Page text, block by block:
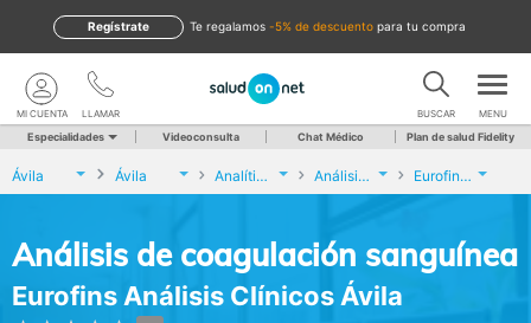
te regalamos -5% de descuento para tu compra
Regístrate
LLAMAR
MI CUENTA BUSCAR MENU
Especialidades Videoconsulta Chat Médico Plan de salud Fidelity
Ávila Ávila Analíticas y Genética Análisis de coagulación sanguínea Eurofins Análisis Clínicos Ávila
Análisis de coagulación sanguínea
Eurofins Análisis Clínicos Ávila